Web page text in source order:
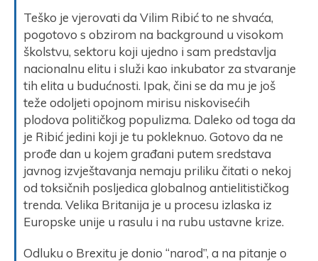
Teško je vjerovati da Vilim Ribić to ne shvaća,
pogotovo s obzirom na background u visokom
školstvu, sektoru koji ujedno i sam predstavlja
nacionalnu elitu i služi kao inkubator za stvaranje
tih elita u budućnosti. Ipak, čini se da mu je još
teže odoljeti opojnom mirisu niskovisećih
plodova političkog populizma. Daleko od toga da
je Ribić jedini koji je tu pokleknuo. Gotovo da ne
prođe dan u kojem građani putem sredstava
javnog izvještavanja nemaju priliku čitati o nekoj
od toksičnih posljedica globalnog antielitističkog
trenda. Velika Britanija je u procesu izlaska iz
Europske unije u rasulu i na rubu ustavne krize.
Odluku o Brexitu je donio “narod”, a na pitanje o